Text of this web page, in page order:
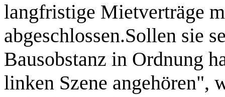
langfristige Mietverträge
abgeschlossen.Sollen sie
Bausobstanz in Ordnung
linken Szene angehören",